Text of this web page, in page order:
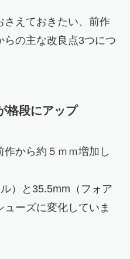
さえておきたい、前作
らの主な改良点3つにつ
格段にアップ
作から約５ｍｍ増加し
）と35.5mm（フォア
ーズに変化していま